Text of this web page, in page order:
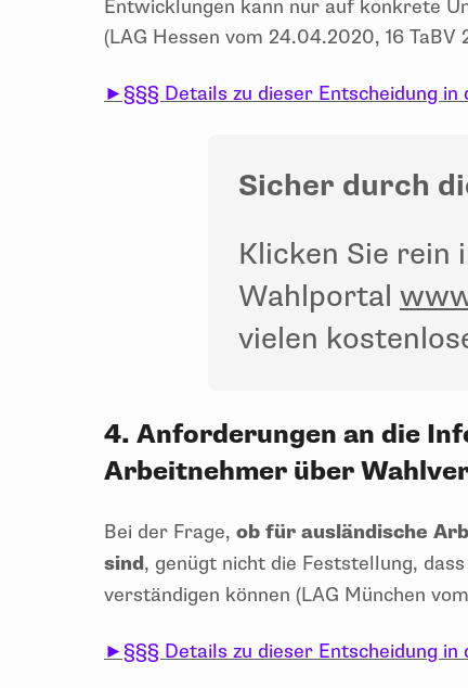
Entwicklungen kann nur auf konkrete
(LAG Hessen vom 24.04.2020, 16 TaBV
►§§§ Details zu dieser Entscheidung
Sicher durch
Klicken Sie rein
Wahlportal
vielen
4. Anforderungen an die
Arbeitnehmer über
Bei der Frage, ob für ausländische
sind, genügt nicht die Feststellung,
verständigen können (LAG München
►§§§ Details zu dieser Entscheidung